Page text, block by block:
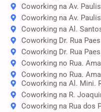
Coworking na Av.
Coworking na Av.
Coworking na Al.
Coworking Dr. Rua
Coworking Dr. Rua
Coworking no Rua.
Coworking no Rua.
Coworking na Al. Mini.
Coworking na R.
Coworking na Rua dos